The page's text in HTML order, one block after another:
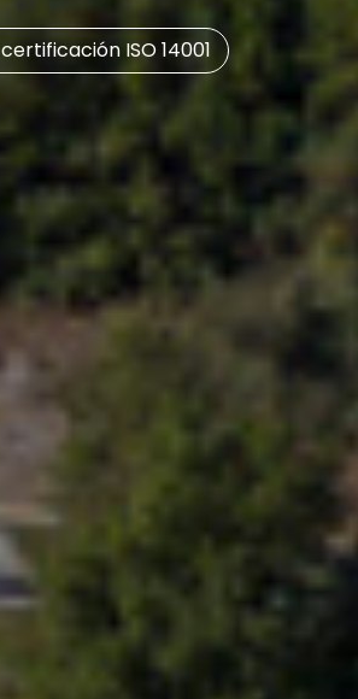
ISO 14001